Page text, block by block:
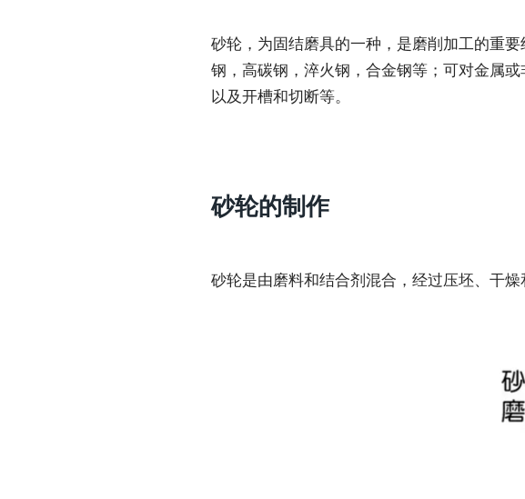
砂轮，为固结磨具的一种，是磨削加工的重
钢，高碳钢，淬火钢，合金钢等；可对金属
以及开槽和切断等。
砂轮的制作
砂轮是由磨料和结合剂混合，经过压坯、干燥